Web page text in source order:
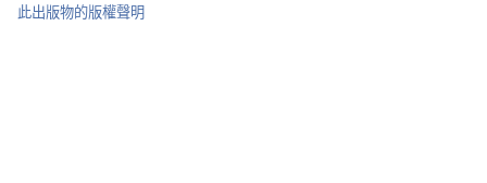
此出版物的版權聲明